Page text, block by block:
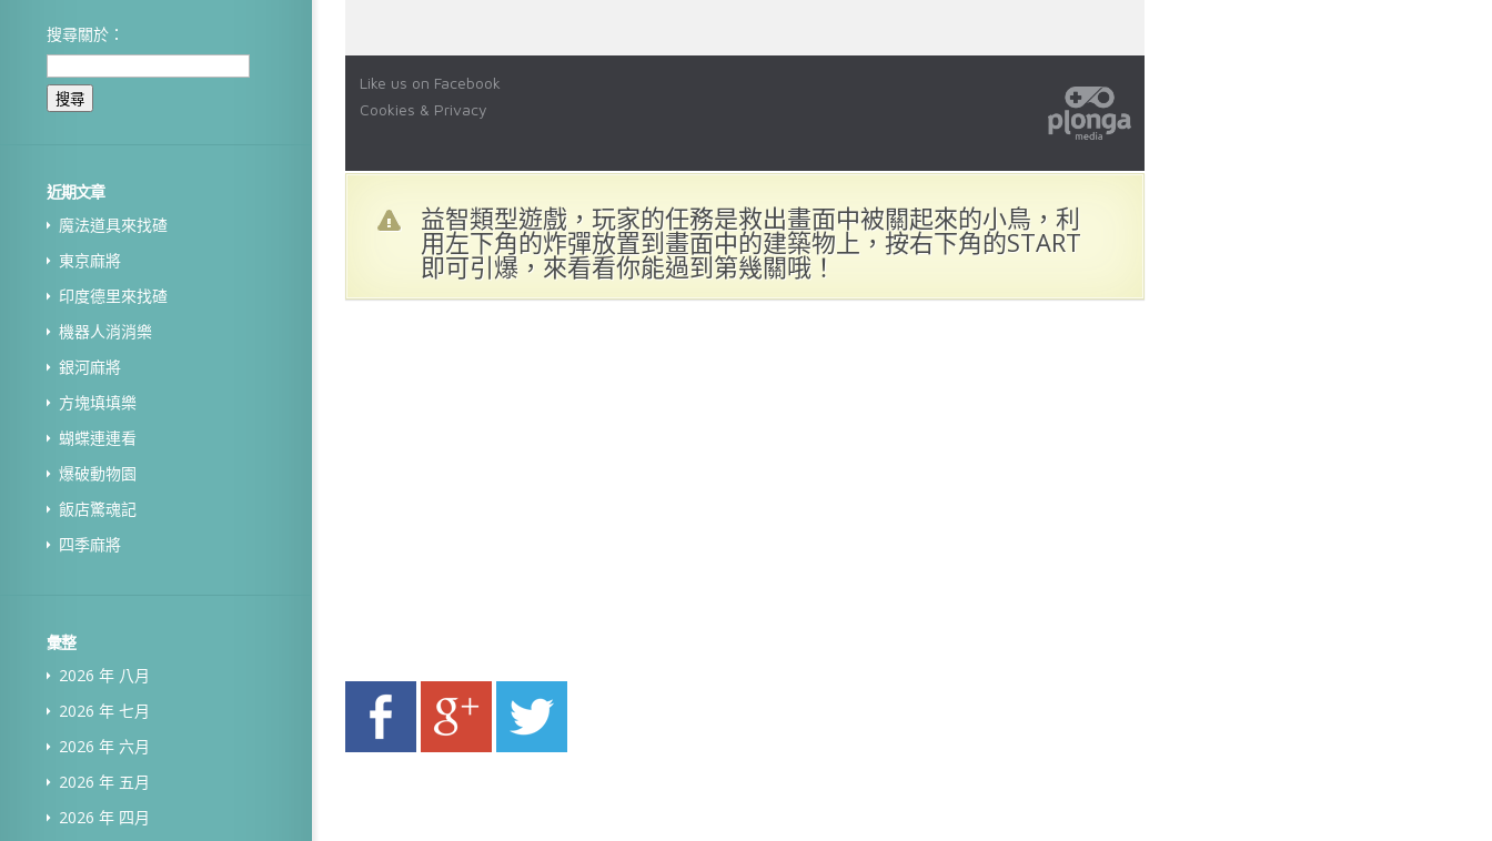
搜尋關於：
近期文章
魔法道具來找碴
東京麻將
印度德里來找碴
機器人消消樂
銀河麻將
方塊填填樂
蝴蝶連連看
爆破動物園
飯店驚魂記
四季麻將
彙整
2026 年 八月
2026 年 七月
2026 年 六月
2026 年 五月
2026 年 四月
益智類型遊戲，玩家的任務是救出畫面中被關起來的小鳥，利
用左下角的炸彈放置到畫面中的建築物上，按右下角的START
即可引爆，來看看你能過到第幾關哦！